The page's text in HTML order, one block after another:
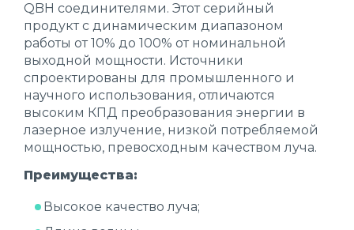
QBH соединителями. Этот серийный
продукт с динамическим диапазоном
работы от 10% до 100% от номинальной
выходной мощности. Источники
спроектированы для промышленного и
научного использования, отличаются
высоким КПД преобразования энергии в
лазерное излучение, низкой потребляемой
мощностью, превосходным качеством луча.
Преимущества:
Высокое качество луча;